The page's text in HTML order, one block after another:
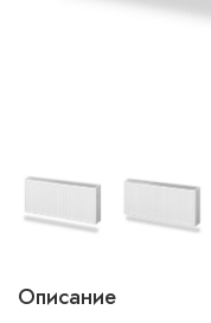
Описание